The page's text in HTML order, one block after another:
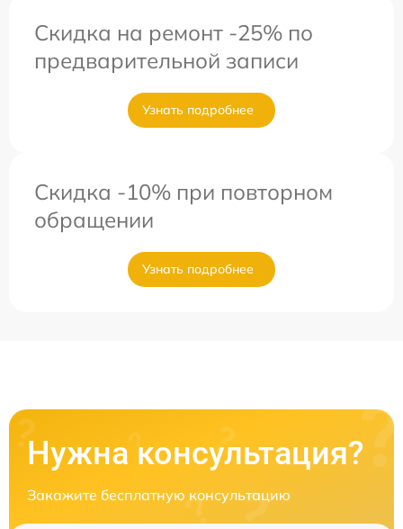
Скидка на ремонт -25% по
предварительной записи
Узнать подробнее
Скидка -10% при повторном
обращении
Узнать подробнее
Нужна консультация?
Закажите бесплатную консультацию